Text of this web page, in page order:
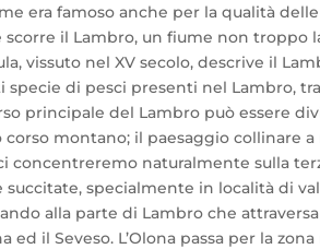
era famoso anche per la qualità
scorre il Lambro, un fiume non troppo
vissuto nel XV secolo, descrive il
specie di pesci presenti nel Lambro,
principale del Lambro può essere
corso montano; il paesaggio collinare
concentreremo naturalmente sulla
succitate, specialmente in località di
alla parte di Lambro che
ed il Seveso. L’Olona passa per la